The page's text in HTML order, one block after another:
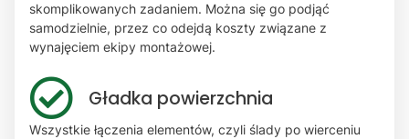
skomplikowanych zadaniem. Można się go podjąć
samodzielnie, przez co odejdą koszty związane z
wynajęciem ekipy montażowej.
Gładka powierzchnia
Wszystkie łączenia elementów, czyli ślady po wierceniu